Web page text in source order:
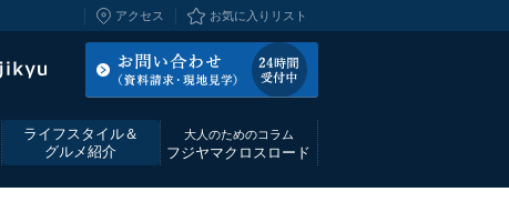
アクセス お気に入りリスト
ライフスタイル＆
グルメ紹介
大人のためのコラム
フジヤマクロスロード